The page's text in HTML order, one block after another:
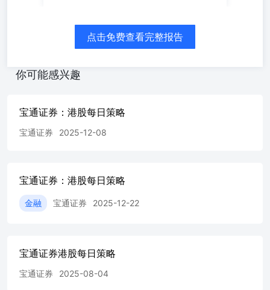
礎 ， 強 調 美 國 有 望 在 未 來 數 日 與 伊 朗 達 成 協 議
， 協議 將 涉 及 伊 朗 放 棄 尋 求 核 武 器 以 及 如 何 處
致 過 去24小 時 內 有 近15億 美 元 的 加 密 貨 幣 被 強 制
平倉，這 是 自2月 以 來 規 模 最 大 的 一 次。根 據
66,917美 元，創4月 以 來 新 低，以 太 幣 亦 跌6.29%至
總 銷 貨 價 值 的 臨 時 估 計 為314億 元 ， 按 年上 升
價 值 的臨 時 估 計 上 升11.3%。在 今 年4月 的 零 售 業
總 銷 貨 價 值 中 ， 網 上 銷 售 佔9.7%。該 月 的 零 售 業
網 上 銷 售 價 值 的 臨 時 估 計 為30億 元，按 年 上 升
個 月 合 計 的 零 售 業 網 上 銷 售 價 值 的 臨 時 估 計 上
升30.2%。 日 清 食 品(01475.HK)董 事 長 兼 首 席 執 行 官
安 藤 清 隆 表 示，集 團 計 劃 上 調 由 日 本進 口 的 商 品
点击免费查看完整报告
你可能感兴趣
宝通证券：港股每日策略
宝通证券 2025-12-08
宝通证券：港股每日策略
金融 宝通证券 2025-12-22
宝通证券港股每日策略
宝通证券 2025-08-04